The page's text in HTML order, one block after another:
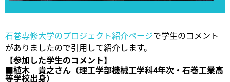
石巻専修大学のプロジェクト紹介ページで学生のコメント
がありましたので引用して紹介します。
【参加した学生のコメント】
■植木 貴之さん（理工学部機械工学科4年次・石巻工業高
等学校出身）